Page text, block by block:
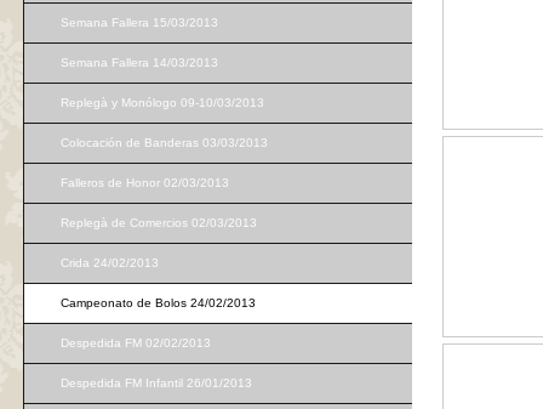
Semana Fallera 15/03/2013
Semana Fallera 14/03/2013
Replegà y Monólogo 09-10/03/2013
Colocación de Banderas 03/03/2013
Falleros de Honor 02/03/2013
Replegà de Comercios 02/03/2013
Crida 24/02/2013
Campeonato de Bolos 24/02/2013
Despedida FM 02/02/2013
Despedida FM Infantil 26/01/2013